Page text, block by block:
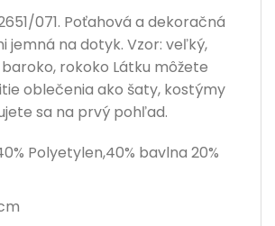
071. Poťahová a dekoračná
jemná na dotyk. Vzor: veľký,
rokoko Látku môžete
oblečenia ako šaty, kostýmy
sa na prvý pohľad.
Polyetylen,40% bavlna 20%